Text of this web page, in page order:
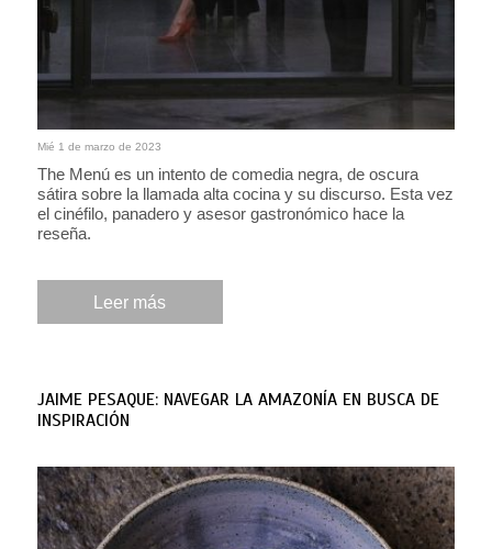
Mié 1 de marzo de 2023
The Menú es un intento de comedia negra, de oscura
sátira sobre la llamada alta cocina y su discurso. Esta vez
el cinéfilo, panadero y asesor gastronómico hace la
reseña.
Leer más
JAIME PESAQUE: NAVEGAR LA AMAZONÍA EN BUSCA DE
INSPIRACIÓN